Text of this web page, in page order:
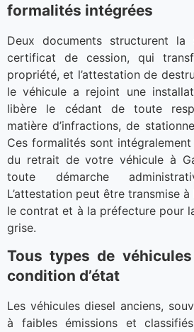
formalités intégrées
Deux documents structurent
certificat de cession, qui
propriété, et l’attestation de
le véhicule a rejoint une
libère le cédant de toute
matière d’infractions, de
Ces formalités sont
du retrait de votre véhicule à
toute démarche
L’attestation peut être transmise à
le contrat et à la préfecture pour
grise.
Tous types de
condition d’état
Les véhicules diesel anciens,
à faibles émissions et